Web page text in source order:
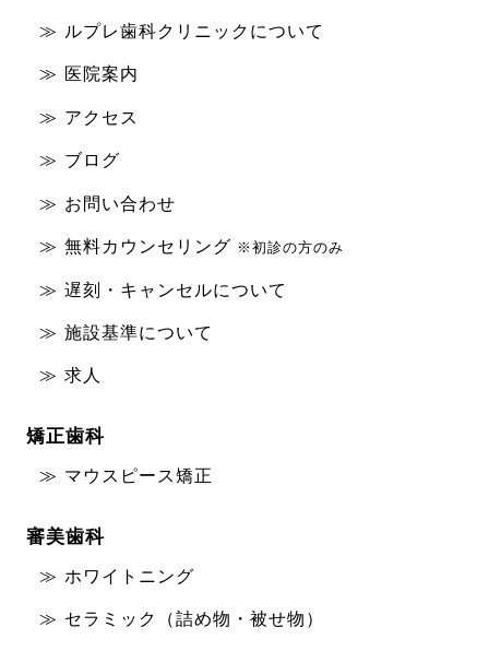
ルプレ歯科クリニックについて
医院案内
アクセス
ブログ
お問い合わせ
無料カウンセリング ※初診の方のみ
遅刻・キャンセルについて
施設基準について
求人
矯正歯科
マウスピース矯正
審美歯科
ホワイトニング
セラミック（詰め物・被せ物）